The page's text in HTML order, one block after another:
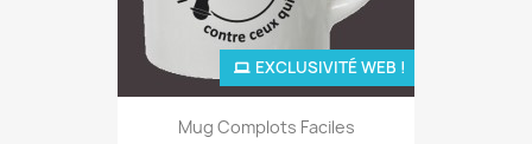
Mug Complots Faciles
EXCLUSIVITÉ WEB !